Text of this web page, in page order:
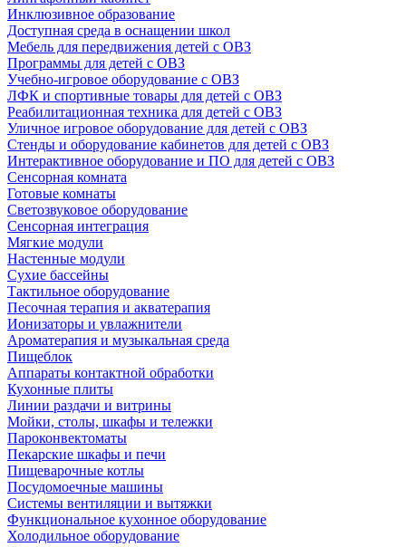
Инклюзивное образование
Доступная среда в оснащении школ
Мебель для передвижения детей с ОВЗ
Программы для детей с ОВЗ
Учебно-игровое оборудование с ОВЗ
ЛФК и спортивные товары для детей с ОВЗ
Реабилитационная техника для детей с ОВЗ
Уличное игровое оборудование для детей с ОВЗ
Стенды и оборудование кабинетов для детей с ОВЗ
Интерактивное оборудование и ПО для детей с ОВЗ
Сенсорная комната
Готовые комнаты
Светозвуковое оборудование
Сенсорная интеграция
Мягкие модули
Настенные модули
Сухие бассейны
Тактильное оборудование
Песочная терапия и акватерапия
Ионизаторы и увлажнители
Ароматерапия и музыкальная среда
Пищеблок
Аппараты контактной обработки
Кухонные плиты
Линии раздачи и витрины
Мойки, столы, шкафы и тележки
Пароконвектоматы
Пекарские шкафы и печи
Пищеварочные котлы
Посудомоечные машины
Системы вентиляции и вытяжки
Функциональное кухонное оборудование
Холодильное оборудование